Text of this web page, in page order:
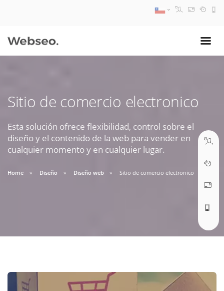
Sitio de comercio electronico
Esta solución ofrece flexibilidad, control sobre el
diseño y el contenido de la web para vender en
cualquier momento y en cualquier lugar.
Home Diseño Diseño web Sitio de comercio electronico
09:30 AM A 18:30 PM
soporte@webseo.cl
ABRIR TICKET